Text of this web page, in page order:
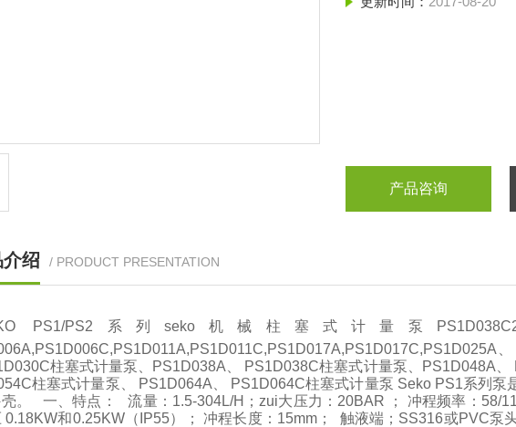
产品咨询
绍 / PRODUCT PRESENTATION
PS1/PS2系列seko机械柱塞式计量泵
柱塞式计量泵、PS1D038A、 PS1D038C柱塞式计量泵、PS1D048A、
柱塞式计量泵、 PS1D064A、 PS1D064C柱塞式计量泵 Seko PS1系列泵
。 一、特点： 流量：1.5-304L/H；zui大压力：20BAR ； 冲程频率：58/
0.18KW和0.25KW（IP55）； 冲程长度：15mm； 触液端；SS316或PVC泵